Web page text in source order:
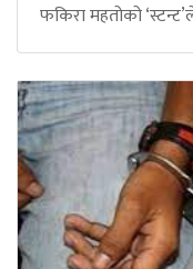
फकिरा महतोको